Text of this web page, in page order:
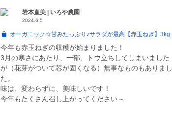
岩本直美 | いろや農園
2024.6.5
オーガニック☆甘みたっぷり♪サラダが最高【赤玉ねぎ】3kg
今年も赤玉ねぎの収穫が始まりました！
3月の寒さにあたり、一部、トウ立ちしてしまいました
が（花芽がついて芯が固くなる）無事なものもありまし
た。
味は、変わらずに、美味しいです！
今年もたくさん召し上がってください～